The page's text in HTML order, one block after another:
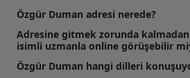
Özgür Duman adresi nerede?
Adresine gitmek zorunda
isimli uzmanla online görüşebilir
Özgür Duman hangi dilleri